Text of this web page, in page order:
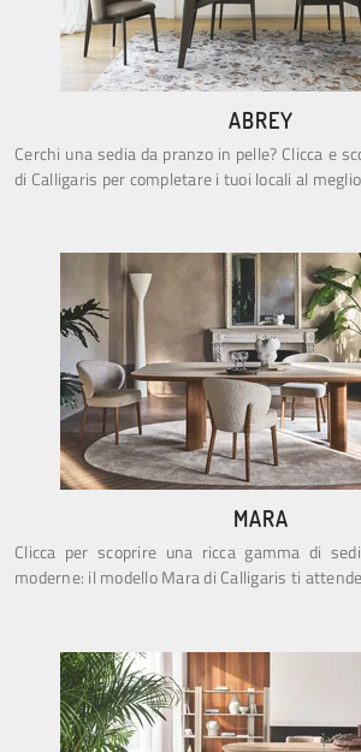
ABREY
Cerchi una sedia da pranzo in pelle? Clicca e
di Calligaris per completare i tuoi locali al
MARA
Clicca per scoprire una ricca gamma di
moderne: il modello Mara di Calligaris ti